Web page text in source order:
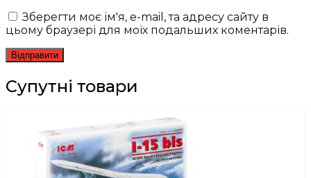
Зберегти моє ім'я, e-mail, та адресу сайту в
цьому браузері для моїх подальших коментарів.
Супутні товари